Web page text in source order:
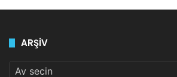
ARŞİV
ARŞİV